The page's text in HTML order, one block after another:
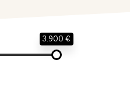
3.900 €